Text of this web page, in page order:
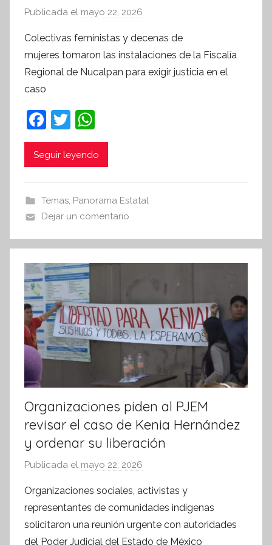
Publicada el mayo 22, 2026
r
S
í
n
r
m
i
v
a
Colectivas feministas y decenas de
mujeres tomaron las instalaciones de la Fiscalía
Regional de Nucalpan para exigir justicia en el
caso
F
a
c
b
o
o
k
T
w
itt
h
at
A
p
p
Seguir leyendo
Temas, Panorama Estatal
Dejar un comentario
Organizaciones piden al PJEM
revisar el caso de Kenia Hernández
y ordenar su liberación
Publicada el mayo 22, 2026
r
S
í
Organizaciones sociales, activistas y
representantes de comunidades indígenas
solicitaron una reunión urgente con autoridades
del Poder Judicial del Estado de México